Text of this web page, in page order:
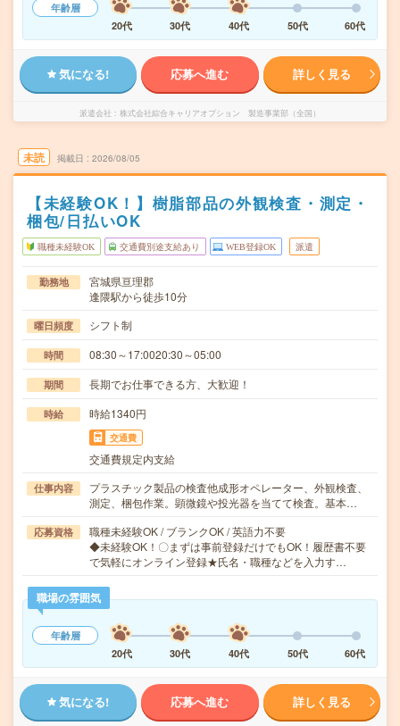
年齢層
20代
30代 40代 50代 60代
気になる! 応募へ進む 詳しく見る
派遣会社 株式会社綜合キャリアオプション 製造事業部（全国）
未読 掲載日 2026/08/05
【未経験OK！】樹脂部品の外観検査・測定・
梱包/日払いOK
職種未経験OK 交通費別途支給あり WEB登録OK 派遣
勤務地
宮城県亘理郡
逢隈駅から徒歩10分
曜日頻度 シフト制
時間 08:30～17:0020:30～05:00
期間 長期でお仕事できる方、大歓迎！
時給 時給1340円
交通費
交通費規定内支給
仕事内容
プラスチック製品の検査他成形オペレーター、外観検査、
測定、梱包作業。顕微鏡や投光器を当てて検査。基本…
応募資格
職種未経験OK / ブランクOK / 英語力不要
◆未経験OK！〇まずは事前登録だけでもOK！履歴書不要
で気軽にオンライン登録★氏名・職種などを入力す…
職場の雰囲気
年齢層
20代
30代 40代 50代 60代
気になる! 応募へ進む 詳しく見る